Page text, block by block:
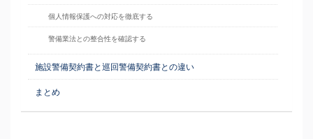
個人情報保護への対応を徹底する
警備業法との整合性を確認する
施設警備契約書と巡回警備契約書との違い
まとめ